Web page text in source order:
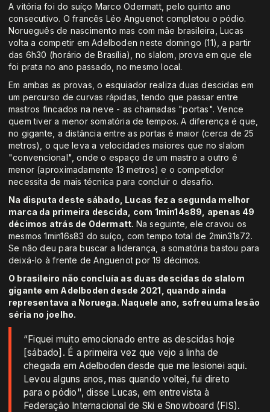
A vitória foi do suíço Marco Odermatt, pelo quinto ano
consecutivo. O francês Léo Anguenot completou o pódio.
Norueguês de nascimento mas com mãe brasileira, Lucas
volta a competir em Adelboden neste domingo (11), a partir
das 6h30 (horário de Brasília), no slalom, prova em que ele
foi prata no ano passado, no mesmo local.
Em ambas as provas, o esquiador realiza duas descidas em
um percurso de curvas rápidas, tendo que passar entre
mastros fincados na neve - as chamadas "portas". Vence
quem tiver a menor somatória de tempos. A diferença é que,
no gigante, a distância entre as portas é maior (cerca de 25
metros), o que leva a velocidades maiores que no slalom
"convencional", onde o espaço de um mastro a outro é
menor (aproximadamente 13 metros) e o competidor
necessita de mais técnica para concluir o desafio.
Na disputa deste sábado, Lucas fez a segunda melhor
marca da primeira descida, com 1min14s89, apenas 49
décimos atrás de Odermatt. Na seguinte, ele cravou os
mesmos 1min16s83 do suíço, com tempo total de 2min31s72.
Se não deu para buscar a liderança, a somatória bastou para
deixá-lo à frente de Anguenot por 19 décimos.
O brasileiro não concluía as duas descidas do slalom
gigante em Adelboden desde 2021, quando ainda
representava a Noruega. Naquele ano, sofreu uma lesão
séria no joelho.
“Fiquei muito emocionado entre as descidas hoje
[sábado]. É a primeira vez que vejo a linha de
chegada em Adelboden desde que me lesionei aqui.
Levou alguns anos, mas quando voltei, fui direto
para o pódio", disse Lucas, em entrevista à
Federação Internacional de Ski e Snowboard (FIS).